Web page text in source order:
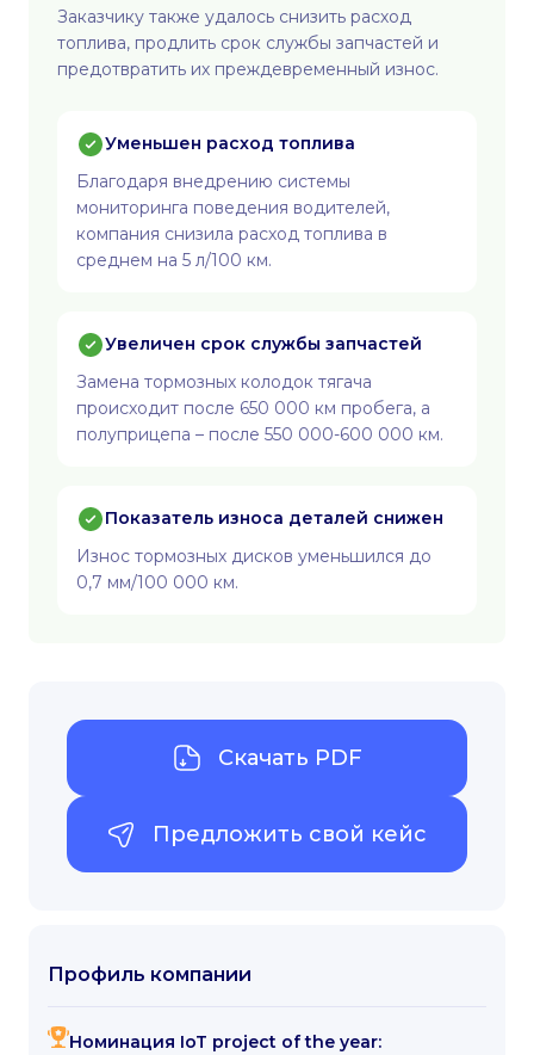
Заказчику также удалось снизить расход
топлива, продлить срок службы запчастей и
предотвратить их преждевременный износ.
Уменьшен расход топлива
Благодаря внедрению системы
мониторинга поведения водителей,
компания снизила расход топлива в
среднем на 5 л/100 км.
Увеличен срок службы запчастей
Замена тормозных колодок тягача
происходит после 650 000 км пробега, а
полуприцепа – после 550 000-600 000 км.
Показатель износа деталей снижен
Износ тормозных дисков уменьшился до
0,7 мм/100 000 км.
Скачать PDF
Предложить свой кейс
Профиль компании
Номинация IoT project of the year: